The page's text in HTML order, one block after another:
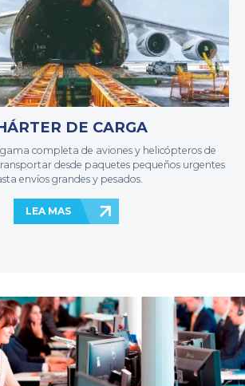
DE CARGA
completa de aviones y helicópteros de
desde paquetes pequeños urgentes
envíos grandes y pesados.
LEA MAS